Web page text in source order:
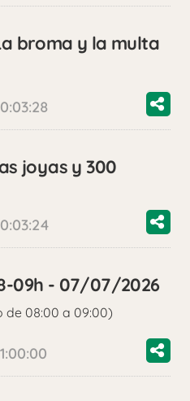
broma y la multa
joyas y 300
09h - 07/07/2026
de 08:00 a 09:00)